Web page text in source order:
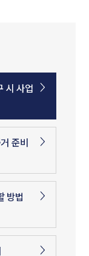
시 사업
준비
방법